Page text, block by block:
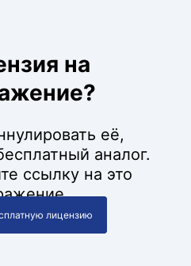
на
её,
аналог.
ссылку на это
лицензию